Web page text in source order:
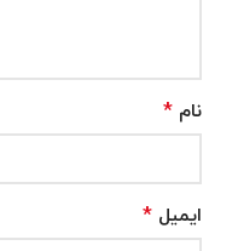
نام *
ایمیل *